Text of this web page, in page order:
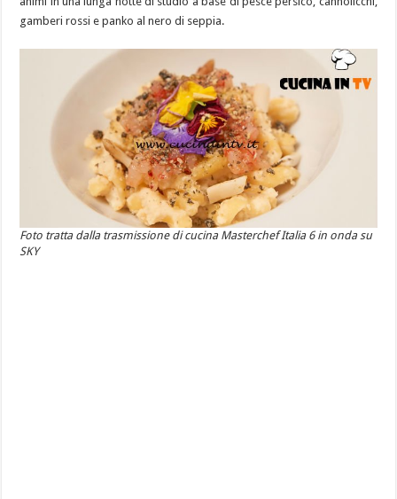
gamberi rossi e panko al nero di seppia.
Foto tratta dalla trasmissione di cucina Masterchef Italia 6 in onda su
SKY